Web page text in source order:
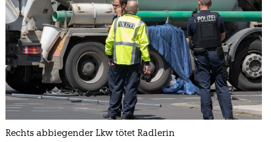
Rechts abbiegender Lkw tötet Radlerin